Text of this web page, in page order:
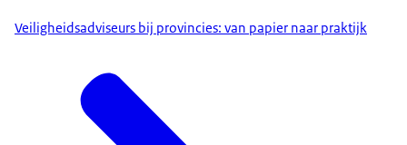
Veiligheidsadviseurs bij provincies: van papier naar praktijk